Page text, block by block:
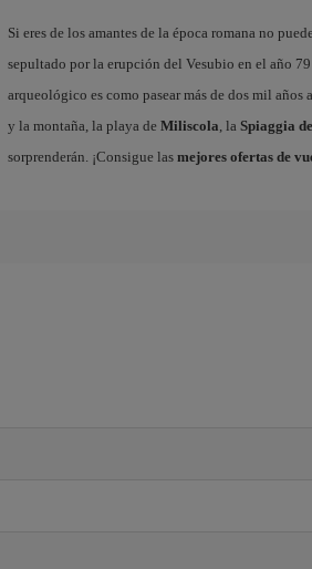
Si eres de los amantes de la época romana no
sepultado por la erupción del Vesubio en el año
arqueológico es como pasear más de dos mil
y la montaña, la playa de Miliscola, la Spiaggia
sorprenderán. ¡Consigue las mejores ofertas de